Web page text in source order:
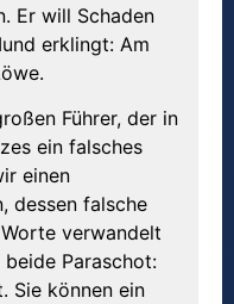
Er will Schaden
erklingt: Am
Führer, der in
ein falsches
einen
dessen falsche
verwandelt
Paraschot:
Sie können ein